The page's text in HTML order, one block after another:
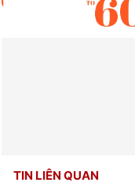
TIN LIÊN QUAN